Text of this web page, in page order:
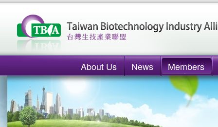
About Us News Members